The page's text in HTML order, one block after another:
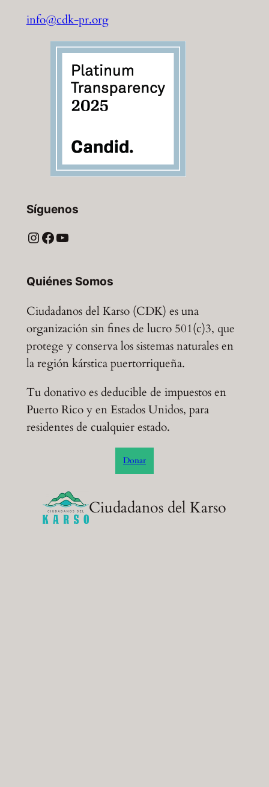
info@cdk-pr.org
Síguenos
Instagram Facebook YouTube
Quiénes Somos
Ciudadanos del Karso (CDK) es una
organización sin fines de lucro 501(c)3, que
protege y conserva los sistemas naturales en
la región kárstica puertorriqueña.
Tu donativo es deducible de impuestos en
Puerto Rico y en Estados Unidos, para
residentes de cualquier estado.
Donar
Ciudadanos del Karso